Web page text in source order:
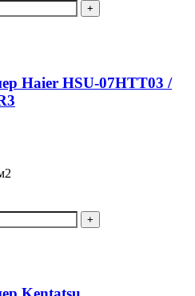
Haier HSU-07HTT03 /